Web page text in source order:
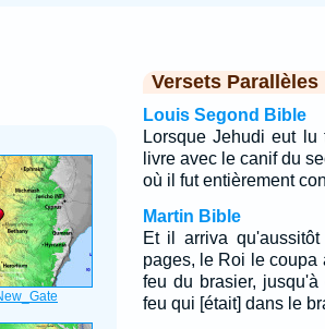
Versets Parallèles
Louis Segond Bible
Lorsque Jehudi eut
livre avec le canif du
où il fut entièrement
Martin Bible
Et il arriva
pages, le Roi le coupa
feu du brasier,
feu qui [était] dans le